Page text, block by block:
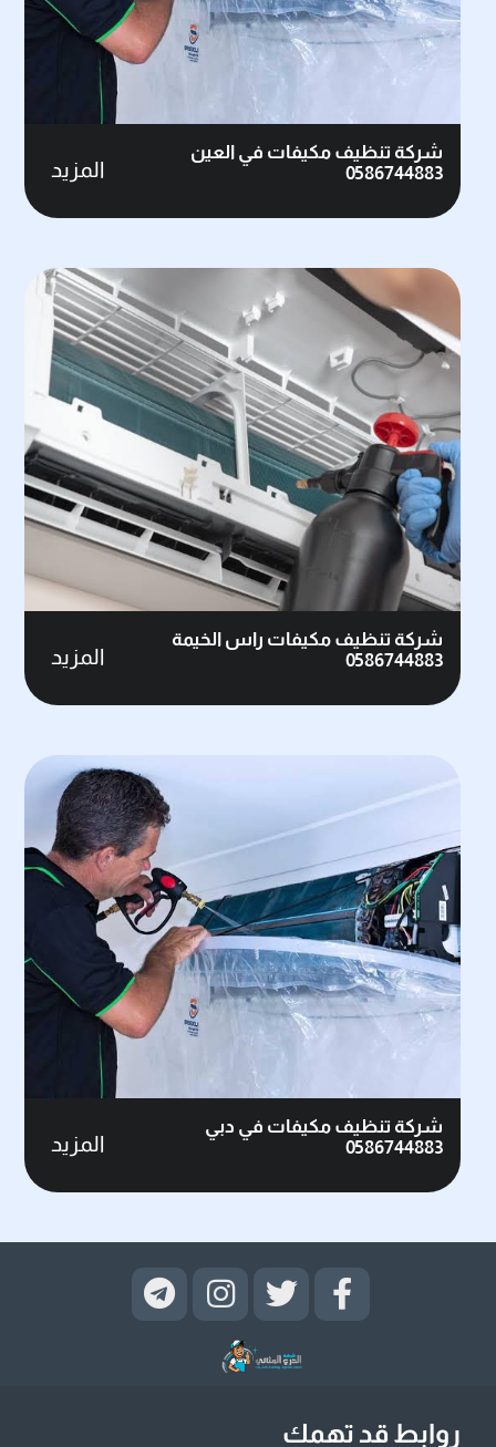
شركة تنظيف مكيفات في العين
0586744883
المزيد
شركة تنظيف مكيفات راس الخيمة
0586744883
المزيد
شركة تنظيف مكيفات في دبي
0586744883
المزيد
روابط قد تهمك